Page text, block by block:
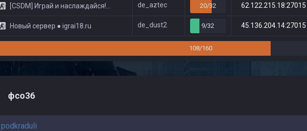
[CSDM] Играй и наслаждайся! © Classic de_aztec 20/32 62.122.215.18:27015
Новый сервер ● igrai18.ru de_dust2 9/32 45.136.204.14:27015
108/160
фсо36
podkraduli